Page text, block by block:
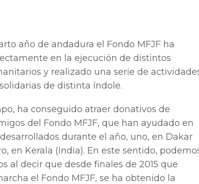
año de andadura el Fondo MFJF ha
en la ejecución de distintos
y realizado una serie de
de distinta índole.
ha conseguido atraer donativos de
del Fondo MFJF, que han ayudado en
durante el año, uno, en Dakar
en Kerala (India). En este sentido,
al decir que desde finales de 2015 que
el Fondo MFJF, se ha obtenido la